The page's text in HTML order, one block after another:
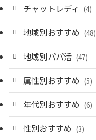
チャットレディ (4)
地域別おすすめ (48)
地域別パパ活 (47)
属性別おすすめ (5)
年代別おすすめ (6)
性別おすすめ (3)